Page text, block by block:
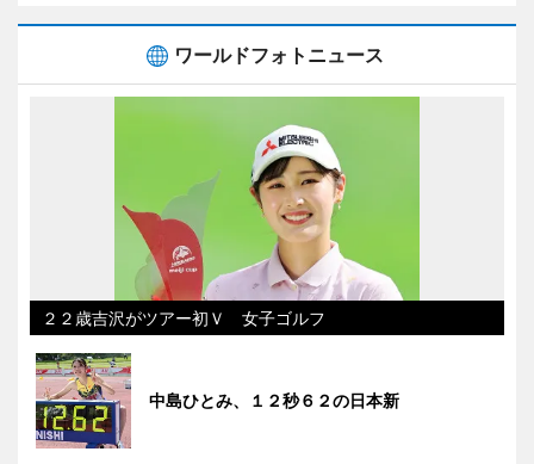
ワールドフォトニュース
２２歳吉沢がツアー初Ｖ 女子ゴルフ
中島ひとみ、１２秒６２の日本新